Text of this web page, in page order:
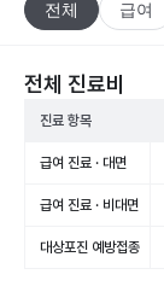
전체 급여
전체 진료비
진료 항목
급여 진료 · 대면
급여 진료 · 비대면
대상포진 예방접종